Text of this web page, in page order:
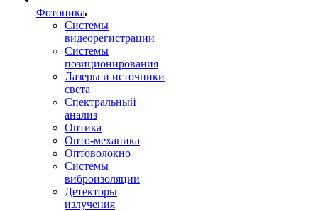
Фотоника
Cистемы
видеорегистрации
Системы
позиционирования
Лазеры и источники
света
Спектральный
анализ
Оптика
Опто-механика
Оптоволокно
Системы
виброизоляции
Детекторы
излучения